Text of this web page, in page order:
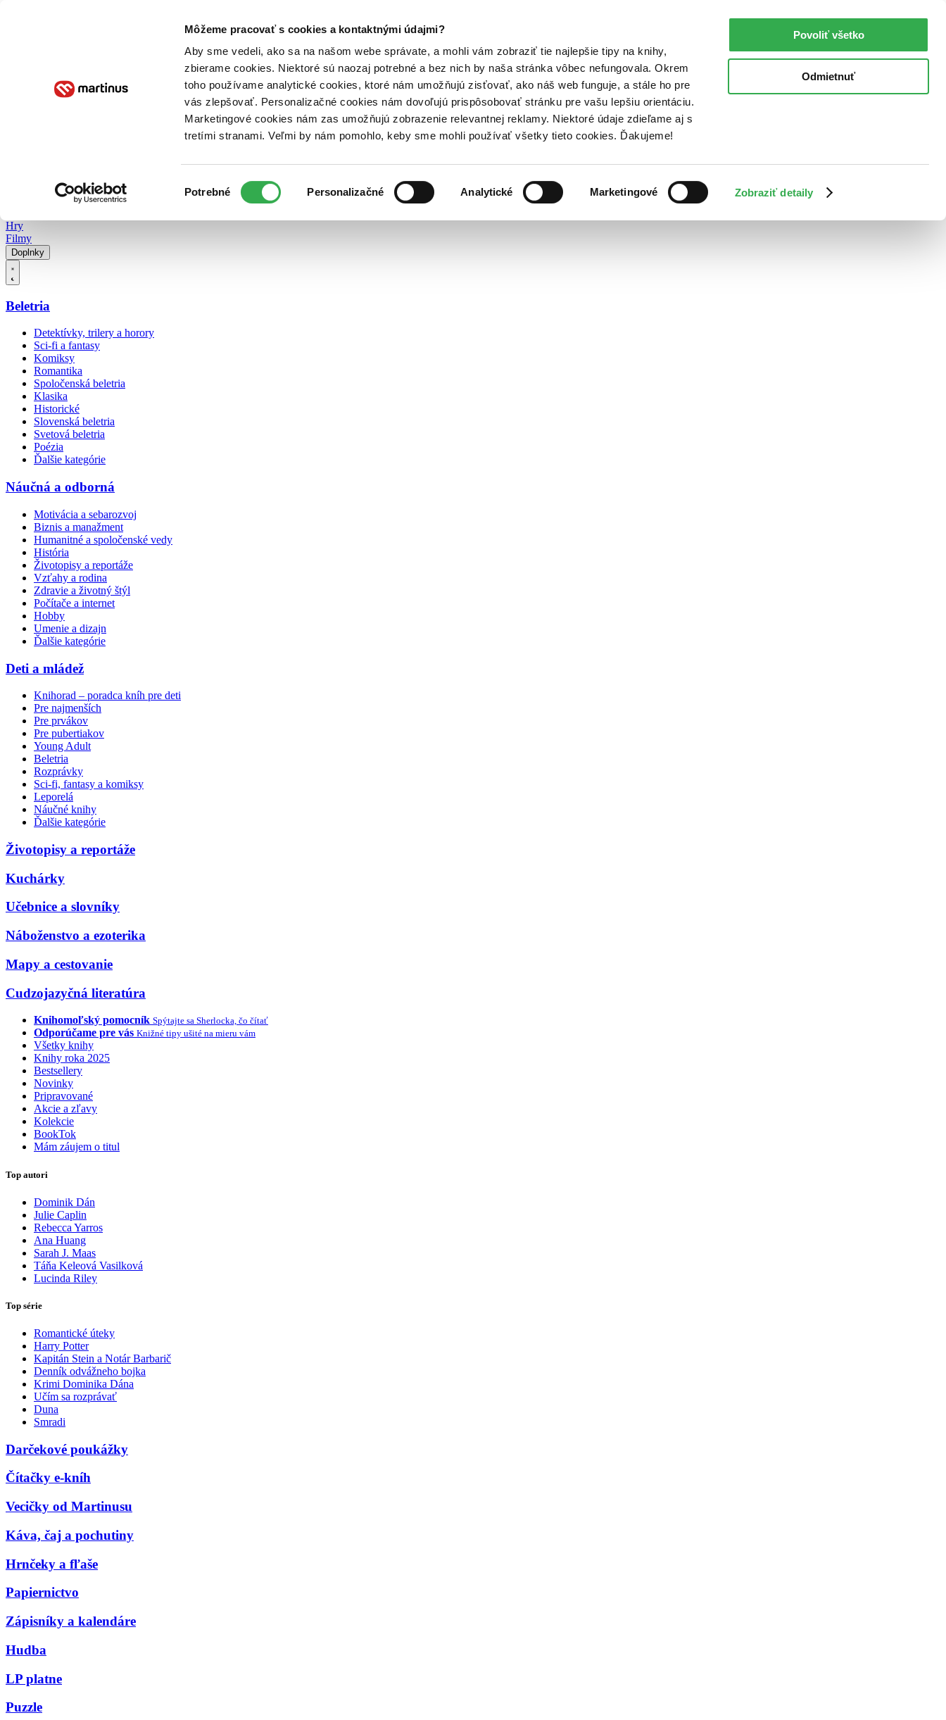
Môžeme pracovať s cookies a kontaktnými údajmi?
Aby sme vedeli, ako sa na našom webe správate, a mohli vám zobraziť tie najlepšie tipy na knihy,
zbierame cookies. Niektoré sú naozaj potrebné a bez nich by naša stránka vôbec nefungovala. Okrem
toho používame analytické cookies, ktoré nám umožňujú zisťovať, ako náš web funguje, a stále ho pre
vás zlepšovať. Personalizačné cookies nám dovoľujú prispôsobovať stránku pre vašu lepšiu orientáciu.
Marketingové cookies nám zas umožňujú zobrazenie relevantnej reklamy. Niektoré údaje zdieľame aj s
tretími stranami. Veľmi by nám pomohlo, keby sme mohli používať všetky tieto cookies. Ďakujeme!
súhlasu
Potrebné Personalizačné Analytické Marketingové Zobraziť detaily
Povoliť všetko
Odmietnuť
Poukážky Kontakt
Hry
Filmy
Doplnky
Beletria
Detektívky, trilery a horory
Sci-fi a fantasy
Komiksy
Romantika
Spoločenská beletria
Klasika
Historické
Slovenská beletria
Svetová beletria
Poézia
Ďalšie kategórie
Náučná a odborná
Motivácia a sebarozvoj
Biznis a manažment
Humanitné a spoločenské vedy
História
Životopisy a reportáže
Vzťahy a rodina
Zdravie a životný štýl
Počítače a internet
Hobby
Umenie a dizajn
Ďalšie kategórie
Deti a mládež
Knihorad – poradca kníh pre deti
Pre najmenších
Pre prvákov
Pre pubertiakov
Young Adult
Beletria
Rozprávky
Sci-fi, fantasy a komiksy
Leporelá
Náučné knihy
Ďalšie kategórie
Životopisy a reportáže
Kuchárky
Učebnice a slovníky
Náboženstvo a ezoterika
Mapy a cestovanie
Cudzojazyčná literatúra
Knihomoľský pomocník Spýtajte sa Sherlocka, čo čítať
Odporúčame pre vás Knižné tipy ušité na mieru vám
Všetky knihy
Knihy roka 2025
Bestsellery
Novinky
Pripravované
Akcie a zľavy
Kolekcie
BookTok
Mám záujem o titul
Top autori
Dominik Dán
Julie Caplin
Rebecca Yarros
Ana Huang
Sarah J. Maas
Táňa Keleová Vasilková
Lucinda Riley
Top série
Romantické úteky
Harry Potter
Kapitán Stein a Notár Barbarič
Denník odvážneho bojka
Krimi Dominika Dána
Učím sa rozprávať
Duna
Smradi
Darčekové poukážky
Čítačky e-kníh
Vecičky od Martinusu
Káva, čaj a pochutiny
Hrnčeky a fľaše
Papiernictvo
Zápisníky a kalendáre
Hudba
LP platne
Puzzle